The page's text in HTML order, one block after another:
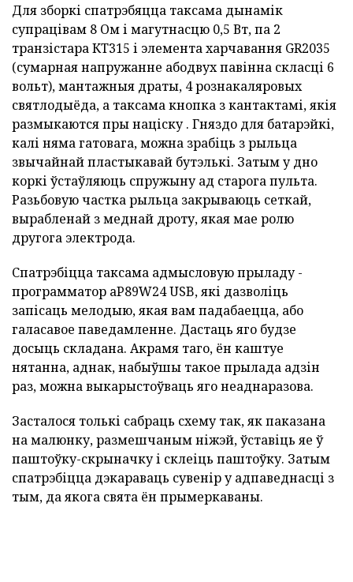
Для зборкі спатрэбяцца таксама дынамік
супрацівам 8 Ом і магутнасцю 0,5 Вт, па 2
транзістара КТ315 і элемента харчавання GR2035
(сумарная напружанне абодвух павінна скласці 6
вольт), мантажныя драты, 4 рознакаляровых
святлодыёда, а таксама кнопка з кантактамі, якія
размыкаются пры націску . Гняздо для батарэйкі,
калі няма гатовага, можна зрабіць з рыльца
звычайнай пластыкавай бутэлькі. Затым у дно
коркі ўстаўляюць спружыну ад старога пульта.
Разьбовую частка рыльца закрываюць сеткай,
вырабленай з меднай дроту, якая мае ролю
другога электрода.
Спатрэбіцца таксама адмысловую прыладу -
программатор aP89W24 USB, які дазволіць
запісаць мелодыю, якая вам падабаецца, або
галасавое паведамленне. Дастаць яго будзе
досыць складана. Акрамя таго, ён каштуе
нятанна, аднак, набыўшы такое прылада адзін
раз, можна выкарыстоўваць яго неаднаразова.
Засталося толькі сабраць схему так, як паказана
на малюнку, размешчаным ніжэй, ўставіць яе ў
паштоўку-скрыначку і склеіць паштоўку. Затым
спатрэбіцца дэкараваць сувенір у адпаведнасці з
тым, да якога свята ён прымеркаваны.